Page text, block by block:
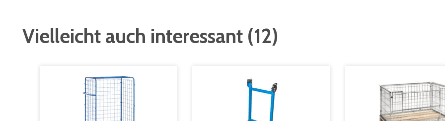
Vielleicht auch interessant (12)